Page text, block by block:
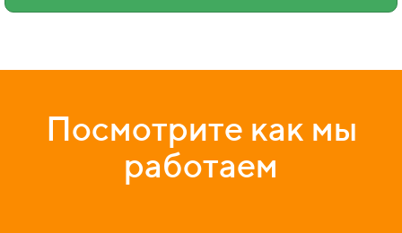
Посмотрите как мы
работаем